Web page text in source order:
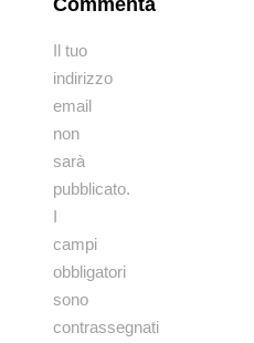
Il tuo
indirizzo
email
non
sarà
pubblicato.
I
campi
obbligatori
sono
contrassegnati